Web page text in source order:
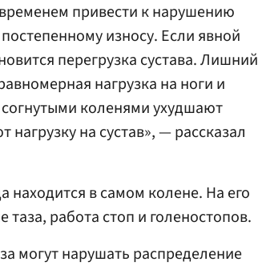
привести к нарушению
износу. Если явной
перегрузка сустава. Лишний
нагрузка на ноги и
коленями ухудшают
на сустав», — рассказал
находится в самом колене. На его
работа стоп и голеностопов.
могут нарушать распределение